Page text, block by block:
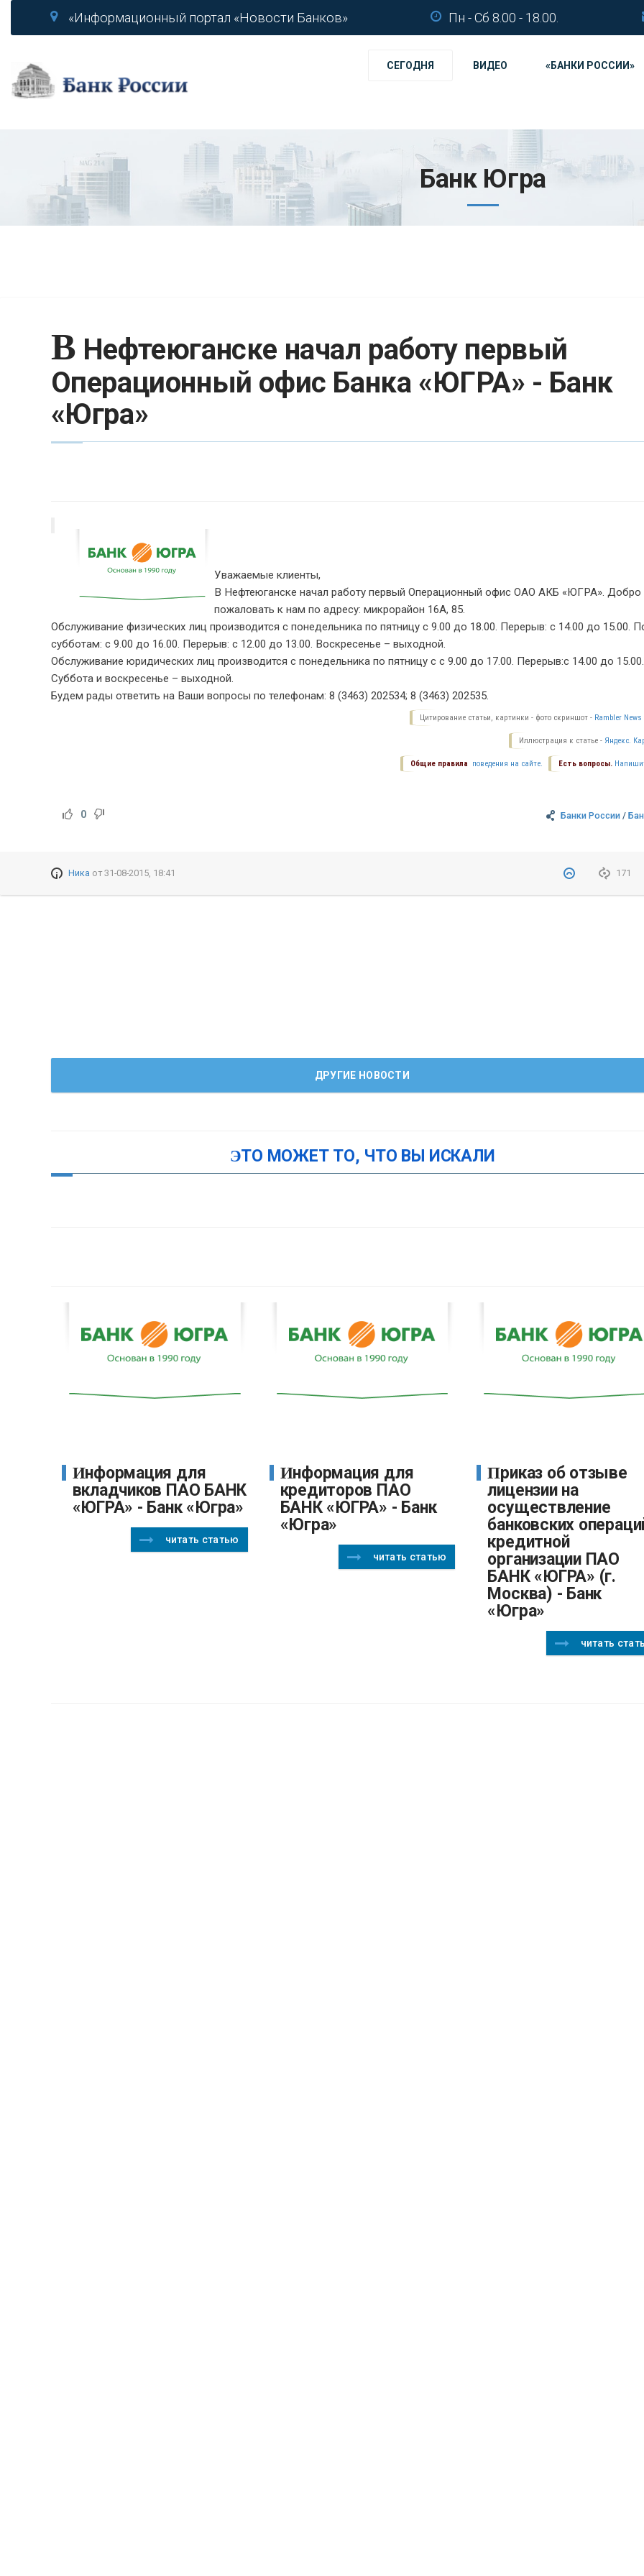
«Информационный портал «Новости Банков» Пн - Сб 8.00 - 18.00.
СЕГОДНЯ ВИДЕО «БАНКИ РОССИИ»
Банк Югра
В Нефтеюганске начал работу первый
Операционный офис Банка «ЮГРА» - Банк
«Югра»
Уважаемые клиенты,
В Нефтеюганске начал работу первый Операционный офис ОАО АКБ «ЮГРА». Добро
пожаловать к нам по адресу: микрорайон 16А, 85.
Обслуживание физических лиц производится с понедельника по пятницу с 9.00 до 18.00. Перерыв: с 14.00 до 15.00.
субботам: с 9.00 до 16.00. Перерыв: с 12.00 до 13.00. Воскресенье – выходной.
Обслуживание юридических лиц производится с понедельника по пятницу с с 9.00 до 17.00. Перерыв:с 14.00 до 15.00.
Суббота и воскресенье – выходной.
Будем рады ответить на Ваши вопросы по телефонам: 8 (3463) 202534; 8 (3463) 202535.
Цитирование статьи, картинки - фото скриншот - Rambler News
Иллюстрация к статье - Яндекс.
Есть вопросы.
Общие правила поведения на сайте.
Банки России /
0
171
Ника от 31-08-2015, 18:41
ДРУГИЕ НОВОСТИ
ЭТО МОЖЕТ ТО, ЧТО ВЫ ИСКАЛИ
Информация для
вкладчиков ПАО БАНК
«ЮГРА» - Банк «Югра»
читать статью
Информация для
кредиторов ПАО
БАНК «ЮГРА» - Банк
«Югра»
читать статью
Приказ об отзыве
лицензии на
осуществление
банковских
кредитной
организации ПАО
БАНК «ЮГРА» (г.
Москва) - Банк
«Югра»
читать